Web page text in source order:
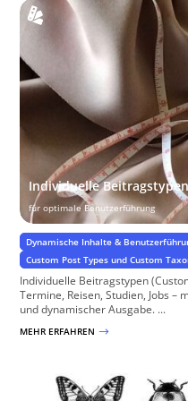
Individuelle
für optimale Benutzerführung
Dynamische Inhalte &
Custom Post Types und Custom
Individuelle Beitragstypen
Termine, Reisen, Studien, Jobs –
und dynamischer Ausgabe. ...
MEHR ERFAHREN $